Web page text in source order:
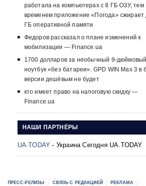
работала на компьютерах с 8 ГБ ОЗУ, тем
временем приложение «Погода» сжирает
ГБ оперативной памяти
Федоров рассказал о плане изменений к
мобилизации — Finance.ua
1700 долларов за необычный 9-дюймовый
ноутбук «без батареи». GPD WIN Max 3 в
версии дешёвым не будет
кто имеет право на налоговую скидку —
Finance.ua
НАШИ ПАРТНЁРЫ
UA.TODAY - Украина Сегодня UA.TODAY
ПРЕСС-РЕЛИЗЫ СВЯЗЬ С РЕДАКЦИЕЙ РЕКЛАМА